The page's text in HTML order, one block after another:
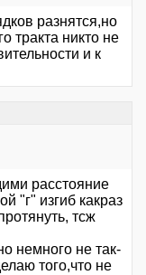
разнятся,но
тракта никто не
и к
расстояние
"г" изгиб какраз
тсж
немного не так-
того,что не